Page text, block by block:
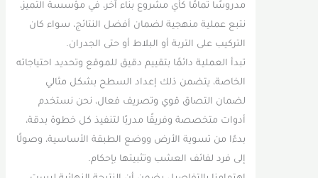
مدروسًا تمامًا كأي مشروع بناء آخر، في مؤسسة التميز،
نتبع عملية منهجية لضمان أفضل النتائج، سواء كان
التركيب على التربة أو البلاط أو حتى الجدران.
تبدأ العملية دائمًا بتقييم دقيق للموقع وتحديد احتياجاته
الخاصة، يتضمن ذلك إعداد السطح بشكل مثالي
لضمان التصاق قوي وتصريف فعال، نحن نستخدم
أدوات متخصصة وفريقًا مدربًا لتنفيذ كل خطوة بدقة،
بدءًا من تسوية الأرض ووضع الطبقة الأساسية، وصولًا
إلى فرد لفائف العشب وتثبيتها بإحكام.